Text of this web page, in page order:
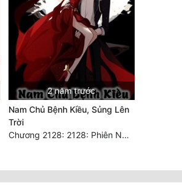
2 năm trước
Nam Chủ Bệnh Kiều, Sủng Lên
Trời
Chương 2128: 2128: Phiên Ngoại 10 Tô Cổ - Tiểu Hồng - Kết Thúc